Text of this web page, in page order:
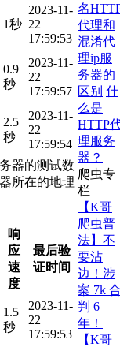
1秒
2023-11-
22
17:59:53
0.9
秒
2023-11-
22
17:59:57
2.5
秒
2023-11-
22
17:59:54
器的测试数
所在的地理
响
应
速
度
最后验
证时间
1.5
秒
2023-11-
22
17:59:53
名
代理和
混淆代
理ip服
务器的
区别 什
么是
HTTP
理服务
器？
爬虫专
栏
【K哥
爬虫普
法】不
要沾
边！涉
案 7k
判 6
年！
【K哥